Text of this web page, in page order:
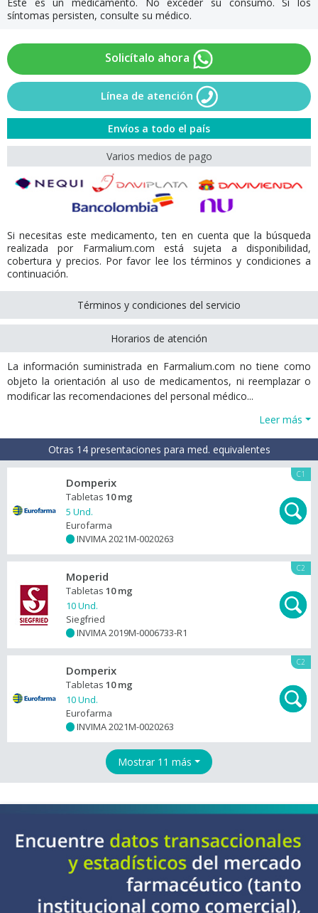
síntomas persisten, consulte su médico.
Solicítalo ahora
Línea de atención
Envíos a todo el país
Varios medios de pago
Si necesitas este medicamento, ten en cuenta que la búsqueda
realizada por Farmalium.com está sujeta a disponibilidad,
cobertura y precios. Por favor lee los términos y condiciones a
continuación.
Términos y condiciones del servicio
Horarios de atención
La información suministrada en Farmalium.com no tiene como
objeto la orientación al uso de medicamentos, ni reemplazar o
modificar las recomendaciones del personal médico...
Leer más
Otras 14 presentaciones para med. equivalentes
C1
Domperix
Tabletas 10 mg
5 Und.
Eurofarma
INVIMA 2021M-0020263
C2
Moperid
Tabletas 10 mg
10 Und.
Siegfried
INVIMA 2019M-0006733-R1
C2
Domperix
Tabletas 10 mg
10 Und.
Eurofarma
INVIMA 2021M-0020263
Mostrar 11 más